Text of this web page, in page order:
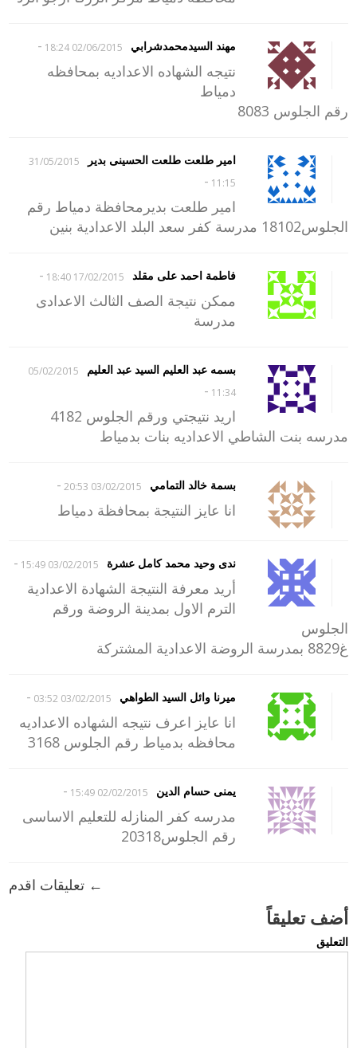
مهند السيدمحمدشرابي 02/06/2015 18:24
-
نتيجه الشهاده الاعداديه بمحافظه
دمياط
رقم الجلوس 8083
امير طلعت طلعت الحسينى بدير
31/05/2015
11:15
-
امير طلعت بديرمحافظة دمياط رقم
الجلوس18102 مدرسة كفر سعد البلد الاعدادية بنين
فاطمة احمد على مقلد 17/02/2015 18:40
-
ممكن نتيجة الصف الثالث الاعدادى
مدرسة
بسمه عبد العليم السيد عبد العليم
05/02/2015
11:34
-
اريد نتيجتي ورقم الجلوس 4182
مدرسه بنت الشاطي الاعداديه بنات بدمياط
بسمة خالد التمامي 03/02/2015 20:53
-
انا عايز النتيجة بمحافظة دمياط
ندى وحيد محمد كامل عشرة 03/02/2015 15:49
-
أريد معرفة النتيجة الشهادة الاعدادية
الترم الاول بمدينة الروضة ورقم
الجلوس
غ8829 بمدرسة الروضة الاعدادية المشتركة
ميرنا وائل السيد الطواهي 03/02/2015 03:52
-
انا عايز اعرف نتيجه الشهاده الاعداديه
محافظه بدمياط رقم الجلوس 3168
يمنى حسام الدين 02/02/2015 15:49
-
مدرسه كفر المنازله للتعليم الاساسى
رقم الجلوس20318
← تعليقات اقدم
أضف تعليقاً
التعليق